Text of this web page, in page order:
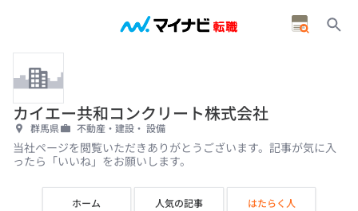
カイエー共和コンクリート株式会社
群馬県 不動産・建設・ 設備
当社ページを閲覧いただきありがとうございます。記事が気に入
ったら「いいね」をお願いします。
ホーム 人気の記事 はたらく人